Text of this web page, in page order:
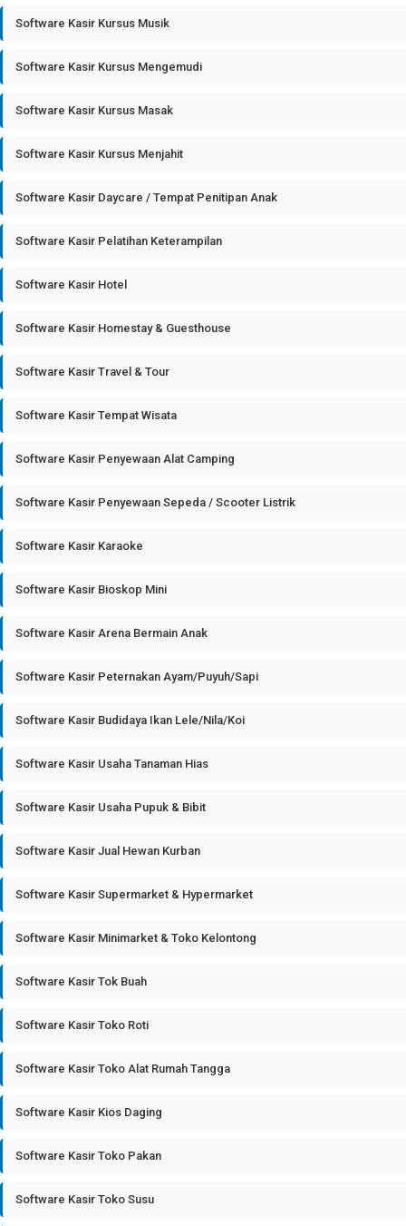
Software Kasir Kursus Musik
Software Kasir Kursus Mengemudi
Software Kasir Kursus Masak
Software Kasir Kursus Menjahit
Software Kasir Daycare / Tempat Penitipan Anak
Software Kasir Pelatihan Keterampilan
Software Kasir Hotel
Software Kasir Homestay & Guesthouse
Software Kasir Travel & Tour
Software Kasir Tempat Wisata
Software Kasir Penyewaan Alat Camping
Software Kasir Penyewaan Sepeda / Scooter Listrik
Software Kasir Karaoke
Software Kasir Bioskop Mini
Software Kasir Arena Bermain Anak
Software Kasir Peternakan Ayam/Puyuh/Sapi
Software Kasir Budidaya Ikan Lele/Nila/Koi
Software Kasir Usaha Tanaman Hias
Software Kasir Usaha Pupuk & Bibit
Software Kasir Jual Hewan Kurban
Software Kasir Supermarket & Hypermarket
Software Kasir Minimarket & Toko Kelontong
Software Kasir Tok Buah
Software Kasir Toko Roti
Software Kasir Toko Alat Rumah Tangga
Software Kasir Kios Daging
Software Kasir Toko Pakan
Software Kasir Toko Susu